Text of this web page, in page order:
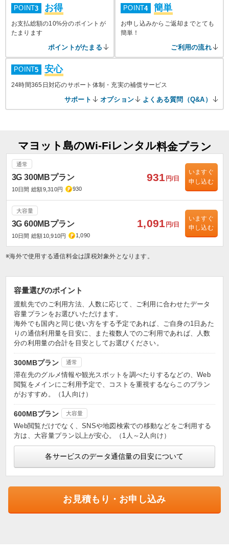
POINT3 お得
お支払総額の10%分のポイントが
たまります
ポイントがたまる
POINT4 簡単
お申し込みからご返却までとても
簡単！
ご利用の流れ
POINT5 安心
24時間365日対応のサポート体制・充実の補償サービス
サポート オプション よくある質問（Q&A）
マヨット島のWi-Fiレンタル料金プラン
通常
3G 300MBプラン
10日間 総額9,310円 930
931 円/日
いますぐ
申し込む
大容量
3G 600MBプラン
10日間 総額10,910円 1,090
1,091 円/日
いますぐ
申し込む
※海外で使用する通信料金は課税対象外となります。
容量選びのポイント
渡航先でのご利用方法、人数に応じて、ご利用に合わせたデータ
容量プランをお選びいただけます。
海外でも国内と同じ使い方をする予定であれば、ご自身の1日あた
りの通信利用量を目安に、また複数人でのご利用であれば、人数
分の利用量の合計を目安としてお選びください。
300MBプラン 通常
滞在先のグルメ情報や観光スポットを調べたりするなどの、Web
閲覧をメインにご利用予定で、コストを重視するならこのプラン
がおすすめ。（1人向け）
600MBプラン 大容量
Web閲覧だけでなく、SNSや地図検索での移動などをご利用する
方は、大容量プラン以上が安心。（1人～2人向け）
各サービスのデータ通信量の目安について
お見積もり・お申し込み